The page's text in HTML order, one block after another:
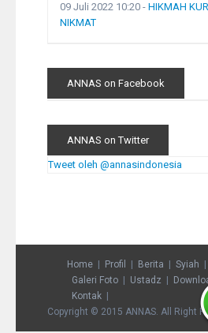
09 Juli 2022 10:20 - HIKMAH
NIKMAT
ANNAS on Facebook
ANNAS on Twitter
Tweet oleh @annasindonesia
Home Profil Berita Syiah
Galeri Foto
Ustadz
Kontak
Copyright © 2015 ANNAS. All Right